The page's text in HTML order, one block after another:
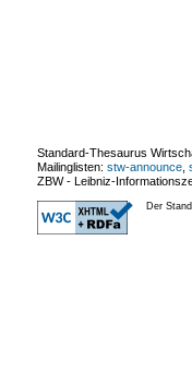
Standard-Thesaurus
Mailinglisten: stw-announce
ZBW - Leibniz-
Der